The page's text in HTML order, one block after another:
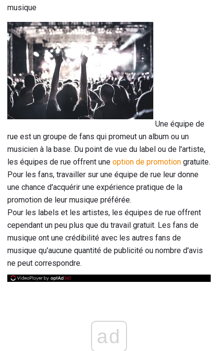
musique
Une équipe de
rue est un groupe de fans qui promeut un album ou un
musicien à la base. Du point de vue du label ou de l'artiste,
les équipes de rue offrent une option de promotion gratuite.
Pour les fans, travailler sur une équipe de rue leur donne
une chance d'acquérir une expérience pratique de la
promotion de leur musique préférée.
Pour les labels et les artistes, les équipes de rue offrent
cependant un peu plus que du travail gratuit. Les fans de
musique ont une crédibilité avec les autres fans de
musique qu'aucune quantité de publicité ou nombre d'avis
ne peut correspondre.
ad